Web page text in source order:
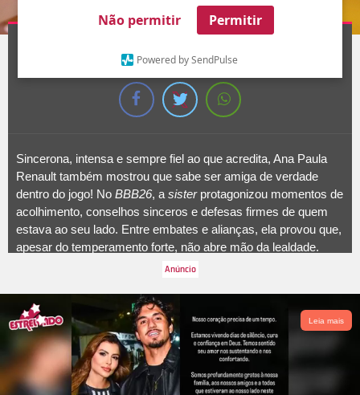
Não permitir Permitir
Powered by SendPulse
Divulgação- TV Globo
1/6
Sincerona, intensa e sempre fiel ao que acredita, Ana Paula
Renault também mostrou que sabe ser amiga de verdade
dentro do jogo! No BBB26, a sisterprotagonizou momentos de
acolhimento, conselhos sinceros e defesas firmes de quem
estava ao seu lado. Entre embates e alianças, ela provou que,
apesar do temperamento forte, não abre mão da lealdade.
Confira os momentos em que Ana Paula mostrou que
Leia mais